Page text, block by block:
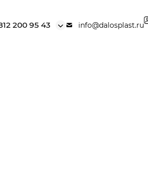
200 95 43 info@dalosplast.ru